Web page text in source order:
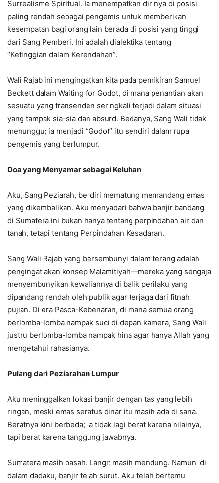
Surrealisme Spiritual. Ia menempatkan dirinya di posisi
paling rendah sebagai pengemis untuk memberikan
kesempatan bagi orang lain berada di posisi yang tinggi
dari Sang Pemberi. Ini adalah dialektika tentang
“Ketinggian dalam Kerendahan”.
Wali Rajab ini mengingatkan kita pada pemikiran Samuel
Beckett dalam Waiting for Godot, di mana penantian akan
sesuatu yang transenden seringkali terjadi dalam situasi
yang tampak sia-sia dan absurd. Bedanya, Sang Wali tidak
menunggu; ia menjadi “Godot” itu sendiri dalam rupa
pengemis yang berlumpur.
Doa yang Menyamar sebagai Keluhan
Aku, Sang Peziarah, berdiri mematung memandang emas
yang dikembalikan. Aku menyadari bahwa banjir bandang
di Sumatera ini bukan hanya tentang perpindahan air dan
tanah, tetapi tentang Perpindahan Kesadaran.
Sang Wali Rajab yang bersembunyi dalam terang adalah
pengingat akan konsep Malamitiyah—mereka yang sengaja
menyembunyikan kewaliannya di balik perilaku yang
dipandang rendah oleh publik agar terjaga dari fitnah
pujian. Di era Pasca-Kebenaran, di mana semua orang
berlomba-lomba nampak suci di depan kamera, Sang Wali
justru berlomba-lomba nampak hina agar hanya Allah yang
mengetahui rahasianya.
Pulang dari Peziarahan Lumpur
Aku meninggalkan lokasi banjir dengan tas yang lebih
ringan, meski emas seratus dinar itu masih ada di sana.
Beratnya kini berbeda; ia tidak lagi berat karena nilainya,
tapi berat karena tanggung jawabnya.
Sumatera masih basah. Langit masih mendung. Namun, di
dalam dadaku, banjir telah surut. Aku telah bertemu